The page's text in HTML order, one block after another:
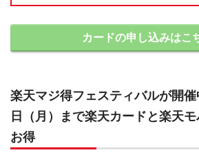
カードの申し込みはこ
楽天マジ得フェスティバルが開
日（月）まで楽天カードと楽天
お得